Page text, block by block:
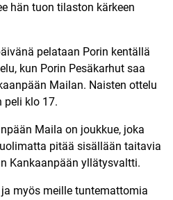
hän tuon tilaston kärkeen
pelataan Porin kentällä
kun Porin Pesäkarhut saa
Mailan. Naisten ottelu
peli klo 17.
Maila on joukkue, joka
pitää sisällään taitavia
Kankaanpään yllätysvaltti.
myös meille tuntemattomia